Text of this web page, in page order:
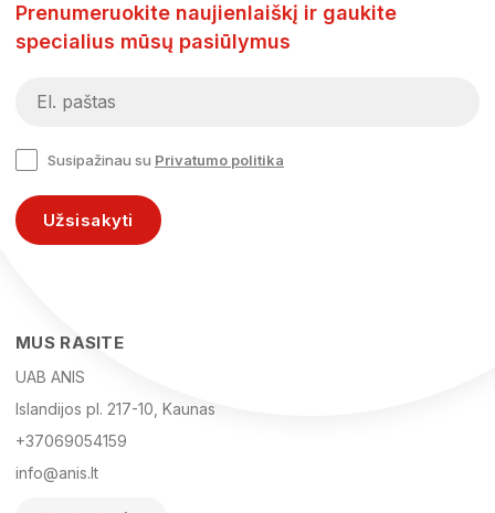
Prenumeruokite naujienlaiškį ir gaukite
specialius mūsų pasiūlymus
Susipažinau su Privatumo politika
Užsisakyti
MUS RASITE
UAB ANIS
Islandijos pl. 217-10, Kaunas
+37069054159
info@anis.lt